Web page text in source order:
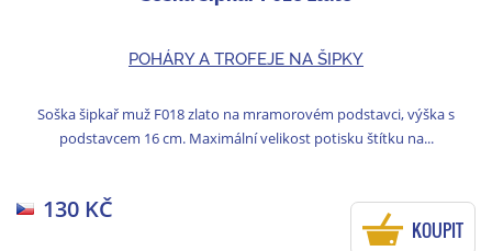
POHÁRY A TROFEJE NA ŠIPKY
Soška šipkař muž F018 zlato na mramorovém podstavci, výška s
podstavcem 16 cm. Maximální velikost potisku štítku na...
130 KČ
KOUPIT